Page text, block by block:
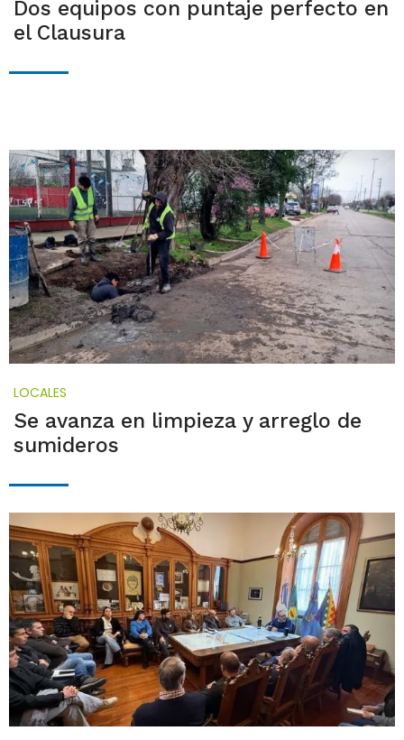
Dos equipos con puntaje perfecto en
el Clausura
LOCALES
Se avanza en limpieza y arreglo de
sumideros